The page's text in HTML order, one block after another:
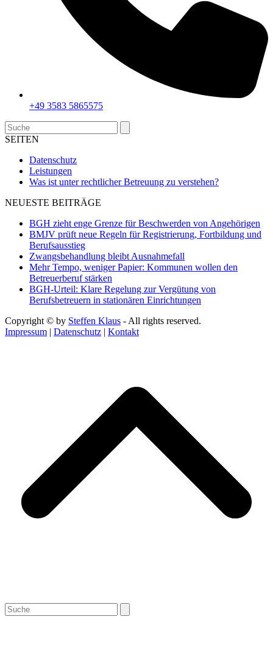
+49 3583 5865575
Search
SEITEN
Datenschutz
Leistungen
Was ist unter rechtlicher Betreuung zu verstehen?
NEUESTE BEITRÄGE
BGH zieht enge Grenze für Beschwerden von Angehörigen
BMJV prüft neue Regeln für Registrierung, Fortbildung und
Berufsausstieg
Zwangsbehandlung bleibt Ausnahmefall
Mehr Tempo, weniger Papier: Kommunen wollen den
Betreuerberuf stärken
BGH-Urteil: Klare Regelung zur Vergütung von
Berufsbetreuern in stationären Einrichtungen
Copyright © by Steffen Klaus - All rights reserved.
Impressum | Datenschutz | Kontakt
Search